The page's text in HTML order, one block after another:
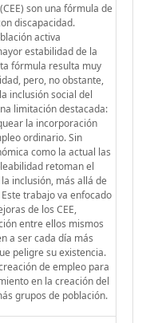
son una fórmula de
discapacidad.
activa
estabilidad de la
fórmula resulta muy
pero, no obstante,
inclusión social del
limitación destacada:
la incorporación
ordinario. Sin
como la actual las
retoman el
inclusión, más allá de
trabajo va enfocado
de los CEE,
entre ellos mismos
a ser cada día más
peligre su existencia.
de empleo para
en la creación del
grupos de población.